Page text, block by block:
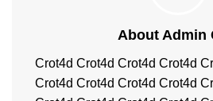
About Admin
Crot4d Crot4d Crot4d Crot4d
Crot4d Crot4d Crot4d Crot4d